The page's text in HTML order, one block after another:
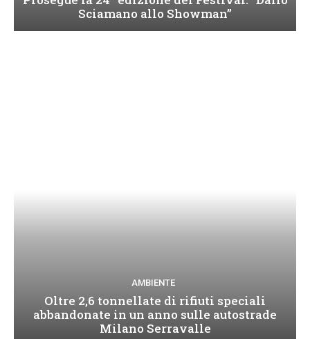
Sciamano allo Showman”
AMBIENTE
Oltre 2,6 tonnellate di rifiuti speciali
abbandonate in un anno sulle autostrade
Milano Serravalle